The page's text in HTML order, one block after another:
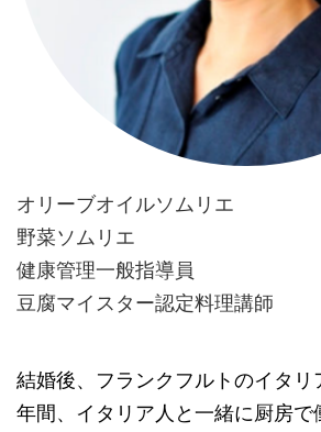
オリーブオイルソムリエ
野菜ソムリエ
健康管理一般指導員
豆腐マイスター認定料理講師
結婚後、フランクフルトのイタリ
年間、イタリア人と一緒に厨房で